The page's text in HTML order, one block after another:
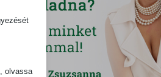
olvassa